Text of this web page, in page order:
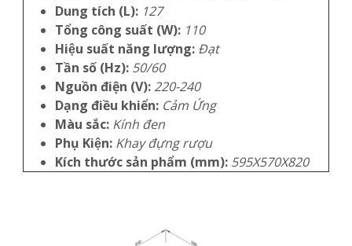
Dung tích (L): 127
Tổng công suất (W): 110
Hiệu suất năng lượng: Đạt
Tần số (Hz): 50/60
Nguồn điện (V): 220-240
Dạng điều khiển: Cảm Ứng
Màu sắc: Kính đen
Phụ Kiện: Khay đựng rượu
Kích thước sản phẩm (mm): 595X570X820